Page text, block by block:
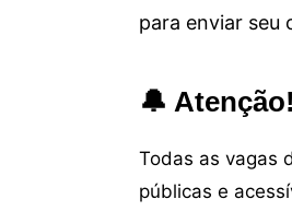
para enviar seu
🔔
Todas as vagas
públicas e